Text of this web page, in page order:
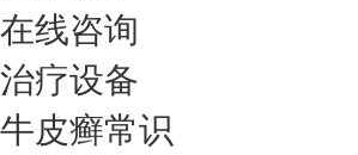
在线咨询
治疗设备
牛皮癣常识